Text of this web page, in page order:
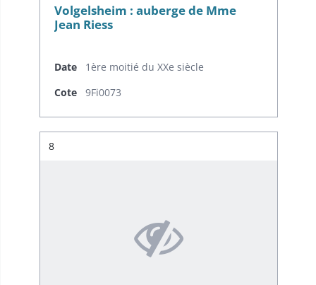
Volgelsheim : auberge de Mme
Jean Riess
Date
1ère moitié du XXe siècle
Cote
9Fi0073
Résultat n°
8